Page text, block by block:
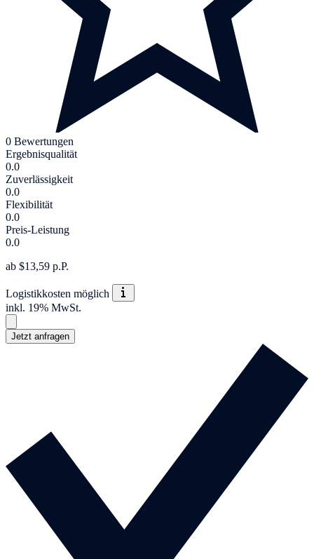
0 Bewertungen
Ergebnisqualität
0.0
Zuverlässigkeit
0.0
Flexibilität
0.0
Preis-Leistung
0.0
ab $13,59 p.P.
Logistikkosten möglich
inkl. 19% MwSt.
Jetzt anfragen